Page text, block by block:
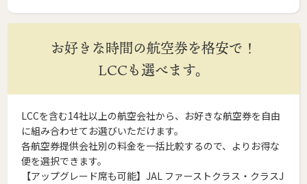
お好きな時間の航空券を格安で！
LCCも選べます。
LCCを含む14社以上の航空会社から、お好きな航空券を自由
に組み合わせてお選びいただけます。
各航空券提供会社別の料金を一括比較するので、よりお得な
便を選択できます。
【アップグレード席も可能】JAL ファーストクラス・クラスJ